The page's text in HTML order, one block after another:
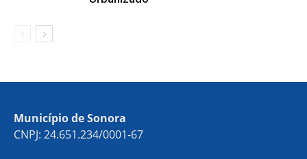
Município de Sonora
CNPJ: 24.651.234/0001-67